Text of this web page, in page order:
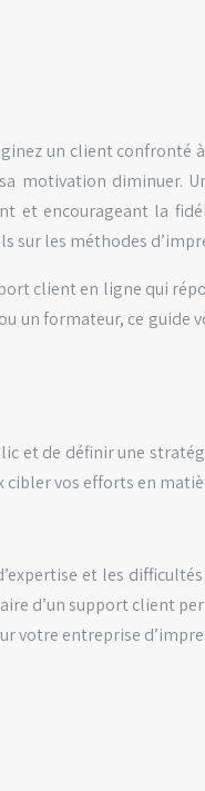
un client confronté
motivation diminuer.
encourageant la
sur les méthodes
client en ligne qui
formateur, ce guide
et de définir une
vos efforts en
et les
d’un support client
votre entreprise